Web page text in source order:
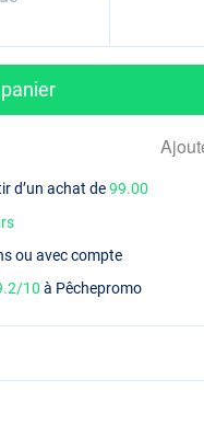
d’un achat de99.00
ou avec compte
10 à Pêchepromo